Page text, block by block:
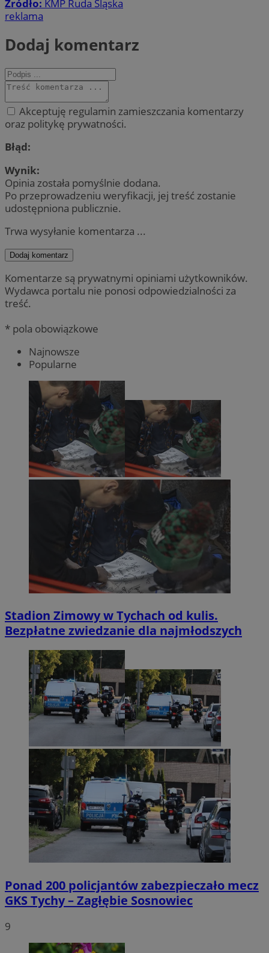
Źródło: KMP Ruda Śląska
reklama
Dodaj komentarz
Akceptuję regulamin zamieszczania komentarzy
oraz politykę prywatności.
Błąd:
Wynik:
Opinia została pomyślnie dodana.
Po przeprowadzeniu weryfikacji, jej treść zostanie
udostępniona publicznie.
Trwa wysyłanie komentarza ...
Dodaj komentarz
Komentarze są prywatnymi opiniami użytkowników.
Wydawca portalu nie ponosi odpowiedzialności za
treść.
* pola obowiązkowe
Najnowsze
Popularne
Stadion Zimowy w Tychach od kulis.
Bezpłatne zwiedzanie dla najmłodszych
Ponad 200 policjantów zabezpieczało mecz
GKS Tychy – Zagłębie Sosnowiec
9